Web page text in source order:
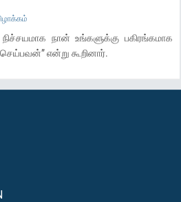
நான் உங்களுக்கு பகிரங்கமாக
என்று கூறினார்.